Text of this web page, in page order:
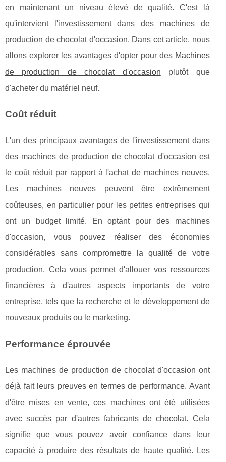
en maintenant un niveau élevé de qualité. C'est là
qu'intervient l'investissement dans des machines de
production de chocolat d'occasion. Dans cet article, nous
allons explorer les avantages d'opter pour des Machines
de production de chocolat d'occasion plutôt que
d'acheter du matériel neuf.
Coût réduit
L'un des principaux avantages de l'investissement dans
des machines de production de chocolat d'occasion est
le coût réduit par rapport à l'achat de machines neuves.
Les machines neuves peuvent être extrêmement
coûteuses, en particulier pour les petites entreprises qui
ont un budget limité. En optant pour des machines
d'occasion, vous pouvez réaliser des économies
considérables sans compromettre la qualité de votre
production. Cela vous permet d'allouer vos ressources
financières à d'autres aspects importants de votre
entreprise, tels que la recherche et le développement de
nouveaux produits ou le marketing.
Performance éprouvée
Les machines de production de chocolat d'occasion ont
déjà fait leurs preuves en termes de performance. Avant
d'être mises en vente, ces machines ont été utilisées
avec succès par d'autres fabricants de chocolat. Cela
signifie que vous pouvez avoir confiance dans leur
capacité à produire des résultats de haute qualité. Les